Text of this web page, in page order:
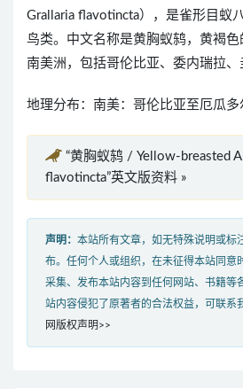
Grallaria flavotincta），是雀形目蚁
鸟类。中文名称是黄胸蚁鸫，黄褐
南美洲，包括哥伦比亚、委内瑞拉、
地理分布：南美：哥伦比亚至厄瓜多
“黄胸蚁鸫 / Yellow-breasted
flavotincta”英文版资料 »
声明： 本站所有文章，如无特殊说明或标
布。任何个人或组织，在未征得本站同意
采集、发布本站内容到任何网站、书籍等
站内容侵犯了原著者的合法权益，可联系
网版权声明>>